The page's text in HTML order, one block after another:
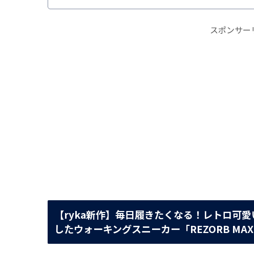
スポンサー
【ryka新作】毎日履きたくなる！レトロ可
したウォーキングスニーカー「REZORB